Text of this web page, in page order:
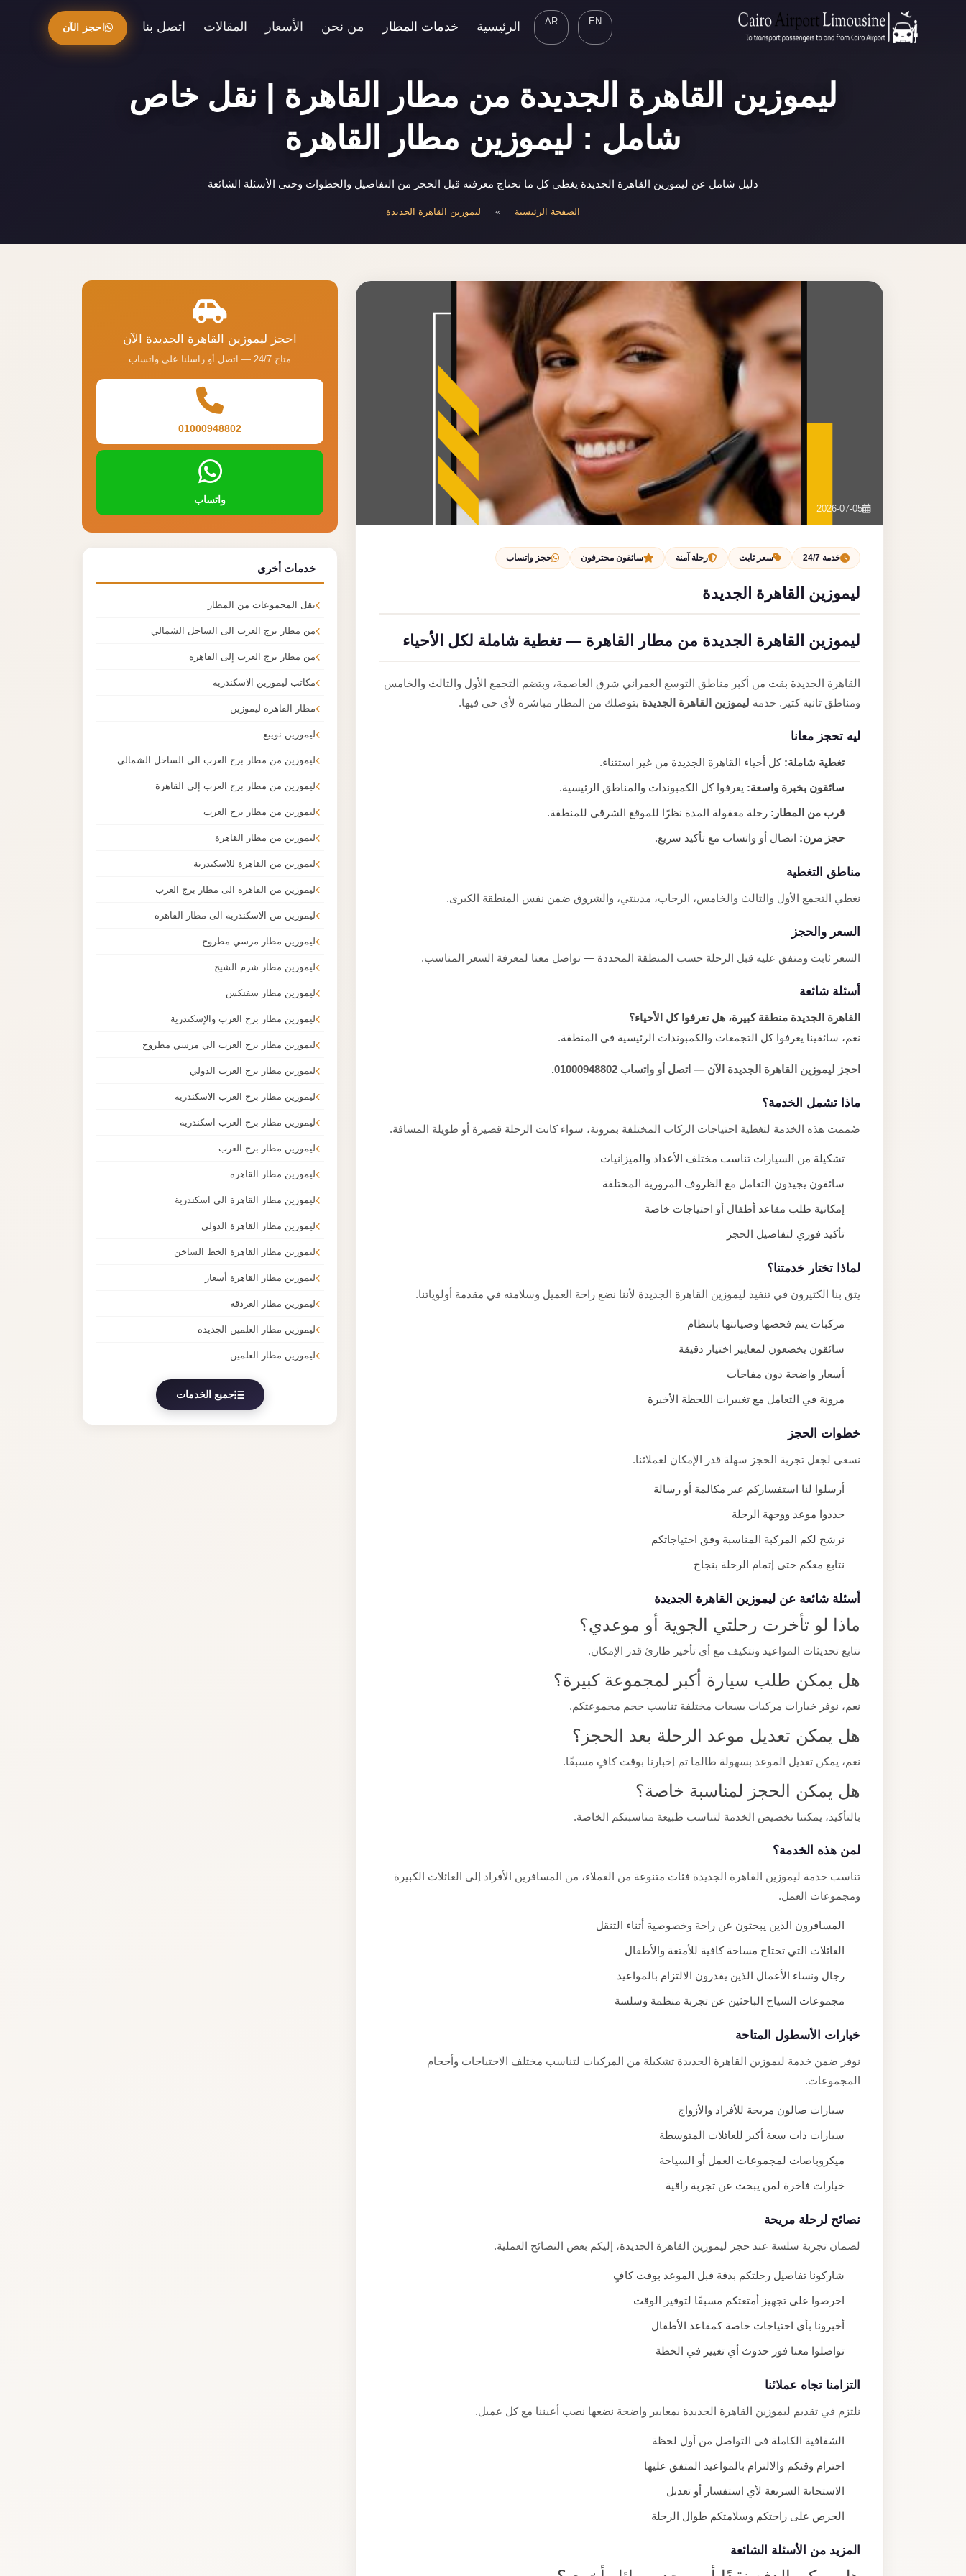
EN
AR الرئيسية خدمات المطار من نحن الأسعار المقالات اتصل بنا احجز الآن
ليموزين القاهرة الجديدة من مطار القاهرة | نقل خاص
شامل : ليموزين مطار القاهرة
دليل شامل عن ليموزين القاهرة الجديدة يغطي كل ما تحتاج معرفته قبل الحجز من التفاصيل والخطوات وحتى الأسئلة الشائعة
الصفحة الرئيسية » ليموزين القاهرة الجديدة
2026-07-05
خدمة 24/7 سعر ثابت رحلة آمنة سائقون محترفون حجز واتساب
ليموزين القاهرة الجديدة
ليموزين القاهرة الجديدة من مطار القاهرة — تغطية شاملة لكل الأحياء
القاهرة الجديدة بقت من أكبر مناطق التوسع العمراني شرق العاصمة، وبتضم التجمع الأول والثالث والخامس
ومناطق تانية كتير. خدمة ليموزين القاهرة الجديدة بتوصلك من المطار مباشرة لأي حي فيها.
ليه تحجز معانا
تغطية شاملة: كل أحياء القاهرة الجديدة من غير استثناء.
سائقون بخبرة واسعة: يعرفوا كل الكمبوندات والمناطق الرئيسية.
قرب من المطار: رحلة معقولة المدة نظرًا للموقع الشرقي للمنطقة.
حجز مرن: اتصال أو واتساب مع تأكيد سريع.
مناطق التغطية
نغطي التجمع الأول والثالث والخامس، الرحاب، مدينتي، والشروق ضمن نفس المنطقة الكبرى.
السعر والحجز
السعر ثابت ومتفق عليه قبل الرحلة حسب المنطقة المحددة — تواصل معنا لمعرفة السعر المناسب.
أسئلة شائعة
القاهرة الجديدة منطقة كبيرة، هل تعرفوا كل الأحياء؟
نعم، سائقينا يعرفوا كل التجمعات والكمبوندات الرئيسية في المنطقة.
احجز ليموزين القاهرة الجديدة الآن — اتصل أو واتساب 01000948802.
ماذا تشمل الخدمة؟
صُممت هذه الخدمة لتغطية احتياجات الركاب المختلفة بمرونة، سواء كانت الرحلة قصيرة أو طويلة المسافة.
تشكيلة من السيارات تناسب مختلف الأعداد والميزانيات
سائقون يجيدون التعامل مع الظروف المرورية المختلفة
إمكانية طلب مقاعد أطفال أو احتياجات خاصة
تأكيد فوري لتفاصيل الحجز
لماذا تختار خدمتنا؟
يثق بنا الكثيرون في تنفيذ ليموزين القاهرة الجديدة لأننا نضع راحة العميل وسلامته في مقدمة أولوياتنا.
مركبات يتم فحصها وصيانتها بانتظام
سائقون يخضعون لمعايير اختيار دقيقة
أسعار واضحة دون مفاجآت
مرونة في التعامل مع تغييرات اللحظة الأخيرة
خطوات الحجز
نسعى لجعل تجربة الحجز سهلة قدر الإمكان لعملائنا.
أرسلوا لنا استفساركم عبر مكالمة أو رسالة
حددوا موعد ووجهة الرحلة
نرشح لكم المركبة المناسبة وفق احتياجاتكم
نتابع معكم حتى إتمام الرحلة بنجاح
أسئلة شائعة عن ليموزين القاهرة الجديدة
ماذا لو تأخرت رحلتي الجوية أو موعدي؟
نتابع تحديثات المواعيد ونتكيف مع أي تأخير طارئ قدر الإمكان.
هل يمكن طلب سيارة أكبر لمجموعة كبيرة؟
نعم، نوفر خيارات مركبات بسعات مختلفة تناسب حجم مجموعتكم.
هل يمكن تعديل موعد الرحلة بعد الحجز؟
نعم، يمكن تعديل الموعد بسهولة طالما تم إخبارنا بوقت كافٍ مسبقًا.
هل يمكن الحجز لمناسبة خاصة؟
بالتأكيد، يمكننا تخصيص الخدمة لتناسب طبيعة مناسبتكم الخاصة.
لمن هذه الخدمة؟
تناسب خدمة ليموزين القاهرة الجديدة فئات متنوعة من العملاء، من المسافرين الأفراد إلى العائلات الكبيرة
ومجموعات العمل.
المسافرون الذين يبحثون عن راحة وخصوصية أثناء التنقل
العائلات التي تحتاج مساحة كافية للأمتعة والأطفال
رجال ونساء الأعمال الذين يقدرون الالتزام بالمواعيد
مجموعات السياح الباحثين عن تجربة منظمة وسلسة
خيارات الأسطول المتاحة
نوفر ضمن خدمة ليموزين القاهرة الجديدة تشكيلة من المركبات لتناسب مختلف الاحتياجات وأحجام
المجموعات.
سيارات صالون مريحة للأفراد والأزواج
سيارات ذات سعة أكبر للعائلات المتوسطة
ميكروباصات لمجموعات العمل أو السياحة
خيارات فاخرة لمن يبحث عن تجربة راقية
نصائح لرحلة مريحة
لضمان تجربة سلسة عند حجز ليموزين القاهرة الجديدة، إليكم بعض النصائح العملية.
شاركونا تفاصيل رحلتكم بدقة قبل الموعد بوقت كافٍ
احرصوا على تجهيز أمتعتكم مسبقًا لتوفير الوقت
أخبرونا بأي احتياجات خاصة كمقاعد الأطفال
تواصلوا معنا فور حدوث أي تغيير في الخطة
التزامنا تجاه عملائنا
نلتزم في تقديم ليموزين القاهرة الجديدة بمعايير واضحة نضعها نصب أعيننا مع كل عميل.
الشفافية الكاملة في التواصل من أول لحظة
احترام وقتكم والالتزام بالمواعيد المتفق عليها
الاستجابة السريعة لأي استفسار أو تعديل
الحرص على راحتكم وسلامتكم طوال الرحلة
المزيد من الأسئلة الشائعة
احجز ليموزين القاهرة الجديدة الآن
متاح 24/7 — اتصل أو راسلنا على واتساب
01000948802
واتساب
خدمات أخرى
نقل المجموعات من المطار
من مطار برج العرب الى الساحل الشمالي
من مطار برج العرب إلى القاهرة
مكاتب ليموزين الاسكندرية
مطار القاهرة ليموزين
ليموزين نويبع
ليموزين من مطار برج العرب الى الساحل الشمالي
ليموزين من مطار برج العرب إلى القاهرة
ليموزين من مطار برج العرب
ليموزين من مطار القاهرة
ليموزين من القاهرة للاسكندرية
ليموزين من القاهرة الى مطار برج العرب
ليموزين من الاسكندرية الى مطار القاهرة
ليموزين مطار مرسي مطروح
ليموزين مطار شرم الشيخ
ليموزين مطار سفنكس
ليموزين مطار برج العرب والإسكندرية
ليموزين مطار برج العرب الي مرسي مطروح
ليموزين مطار برج العرب الدولي
ليموزين مطار برج العرب الاسكندرية
ليموزين مطار برج العرب اسكندرية
ليموزين مطار برج العرب
ليموزين مطار القاهره
ليموزين مطار القاهرة الي اسكندرية
ليموزين مطار القاهرة الدولي
ليموزين مطار القاهرة الخط الساخن
ليموزين مطار القاهرة أسعار
ليموزين مطار الغردقة
ليموزين مطار العلمين الجديدة
ليموزين مطار العلمين
جميع الخدمات